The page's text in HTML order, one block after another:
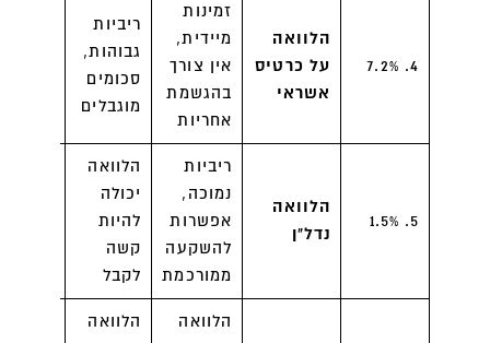
4. 7.2%
הלוואה
על כרטיס
אשראי
זמינות
מיידית,
אין צורך
בהגשמת
אחריות
ריביות
גבוהות,
סכומים
מוגבלים
5. 1.5%
הלוואה
נדל"ן
ריביות
נמוכה,
אפשרות
להשקעה
ממורכמת
הלוואה
יכולה
להיות
קשה
לקבל
הלוואה
הלוואה